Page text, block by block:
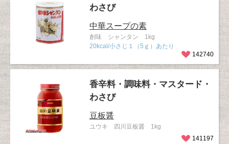
わさび
中華スープの素
創味 シャンタン 1kg
20kcal/小さじ１（5ｇ）あたり
142740
香辛料・調味料・マスタード・
わさび
豆板醤
ユウキ 四川豆板醤 1kg
141197